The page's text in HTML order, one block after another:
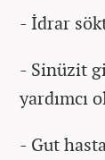
- İdrar
- Sinüzit
yardımcı
- Gut